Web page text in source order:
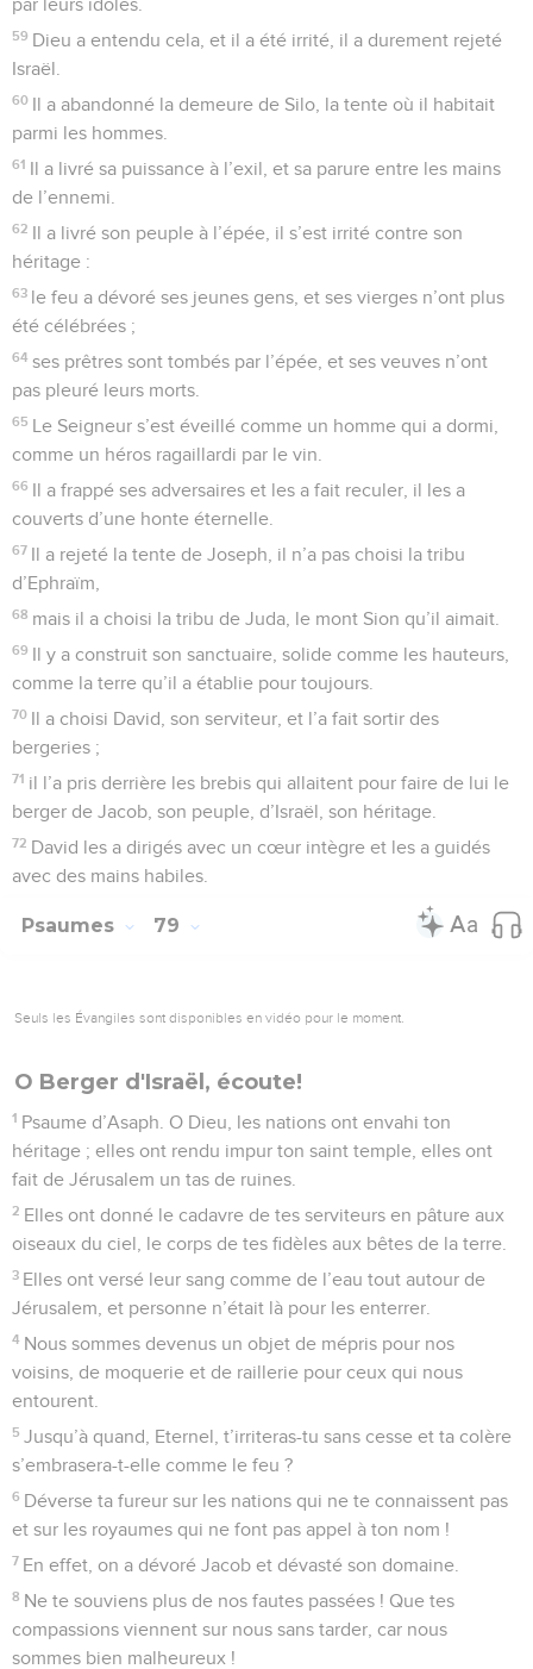
Il a mis un terme à leurs jours d’un seul souffle, à leurs
années par une fin soudaine.
Quand il les frappait de mort, ils le cherchaient, ils
revenaient à Dieu, ils se tournaient vers lui.
Ils se souvenaient que Dieu était leur rocher, que le Dieu
très-haut était celui qui les rachetait.
Cependant, ils le trompaient de la bouche, ils lui
mentaient de la langue.
Leur cœur ne lui était pas fermement attaché et ils
n’étaient pas fidèles à son alliance.
Pourtant lui, dans sa compassion, il pardonne la faute et
ne détruit pas, il retient souvent sa colère et ne s’abandonne
Il s’est souvenu qu’ils n’étaient que des créatures, un
Que de fois ils se sont révoltés contre lui dans le désert !
Ainsi, ils ont recommencé à provoquer Dieu, à attrister le
les avait délivrés de l’ennemi,
prodiges dans les campagnes de Tsoan :
boire l’eau.
les dévoraient et des grenouilles qui leur apportaient la
dévastation.
46 Il avait livré leurs récoltes aux criquets, le produit de leur
par la gelée.
à la foudre.
49
Il avait lâché contre eux son ardente colère, la fureur, la
rage et la détresse, une troupe d’anges de malheur.
50 Il avait donné libre cours à sa colère : il ne les avait pas
sauvés de la mort, il avait livré leur vie à la peste.
51 Il avait frappé tous les premiers-nés de l’Egypte, ceux qui
étaient les aînés des enfants sous les tentes de Cham.
52 Il avait fait partir son peuple comme des brebis, il les avait
conduits comme un troupeau dans le désert.
53 Il les avait guidés en toute sécurité, pour qu’ils soient sans
crainte, et la mer avait recouvert leurs ennemis.
54
Il les avait amenés sur son saint territoire, jusqu’à la
montagne que sa main droite avait conquise.
55 Il avait chassé des nations devant eux, leur avait distribué
le pays en héritage et avait fait habiter les tribus d’Israël dans
les tentes de ces peuples.
56
Mais ils ont provoqué le Dieu très-haut et se sont révoltés
contre lui, ils n’ont pas respecté ses instructions.
57 Ils se sont éloignés et ont été infidèles comme leurs